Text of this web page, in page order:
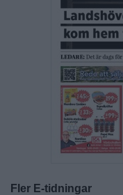
Fler E-tidningar